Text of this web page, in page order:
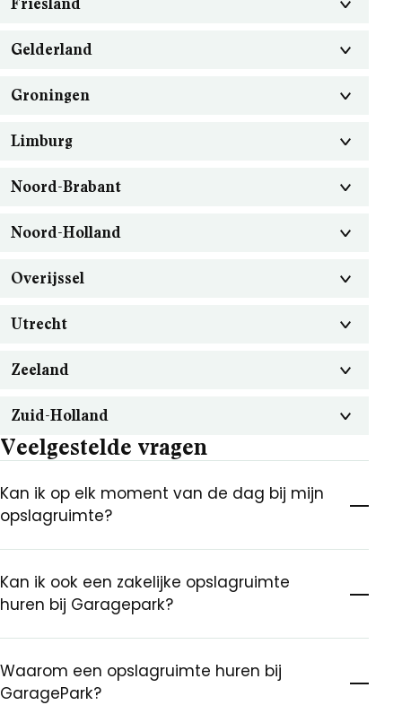
Friesland
Gelderland
Groningen
Limburg
Noord-Brabant
Noord-Holland
Overijssel
Utrecht
Zeeland
Zuid-Holland
Veelgestelde vragen
Kan ik op elk moment van de dag bij mijn
opslagruimte?
Kan ik ook een zakelijke opslagruimte
huren bij Garagepark?
Waarom een opslagruimte huren bij
GaragePark?